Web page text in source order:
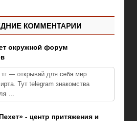
КОММЕНТАРИИ
окружной форум
— открывай для себя мир
Тут telegram знакомства
...
- центр притяжения и